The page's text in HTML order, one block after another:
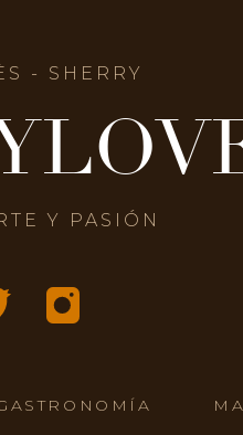
- SHERRY
Y PASIÓN